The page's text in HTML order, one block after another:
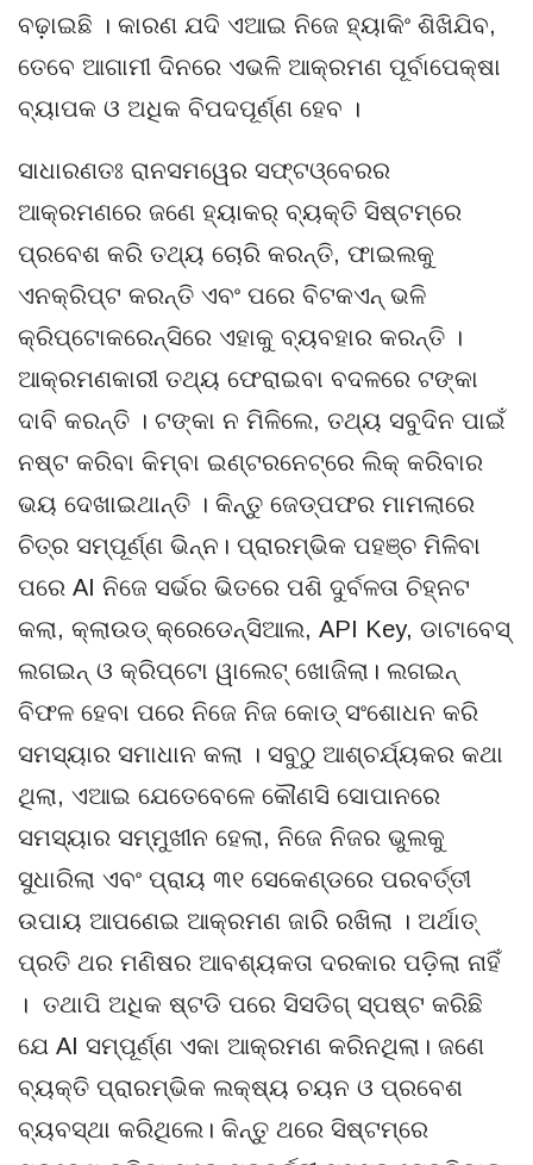
ବଢ଼ାଇଛି । କାରଣ ଯଦି ଏଆଇ ନିଜେ ହ୍ୟାକିଂ ଶିଖିଯିବ,
ତେବେ ଆଗାମୀ ଦିନରେ ଏଭଳି ଆକ୍ରମଣ ପୂର୍ବାପେକ୍ଷା
ବ୍ୟାପକ ଓ ଅଧିକ ବିପଦପୂର୍ଣ୍ଣ ହେବ ।
ସାଧାରଣତଃ ରାନସମୱେର ସଫ୍ଟଓ୍ବେରର
ଆକ୍ରମଣରେ ଜଣେ ହ୍ୟାକର୍ ବ୍ୟକ୍ତି ସିଷ୍ଟମ୍‌ରେ
ପ୍ରବେଶ କରି ତଥ୍ୟ ଚୋରି କରନ୍ତି, ଫାଇଲକୁ
ଏନକ୍ରିପ୍ଟ କରନ୍ତି ଏବଂ ପରେ ବିଟକଏନ୍ ଭଳି
କ୍ରିପ୍ଟୋକରେନ୍ସିରେ ଏହାକୁ ବ୍ୟବହାର କରନ୍ତି ।
ଆକ୍ରମଣକାରୀ ତଥ୍ୟ ଫେରାଇବା ବଦଳରେ ଟଙ୍କା
ଦାବି କରନ୍ତି । ଟଙ୍କା ନ ମିଳିଲେ, ତଥ୍ୟ ସବୁଦିନ ପାଇଁ
ନଷ୍ଟ କରିବା କିମ୍ବା ଇଣ୍ଟରନେଟ୍‌ରେ ଲିକ୍‌ କରିବାର
ଭୟ ଦେଖାଇଥାନ୍ତି । କିନ୍ତୁ ଜେଡ୍‌ପଫର ମାମଲାରେ
ଚିତ୍ର ସମ୍ପୂର୍ଣ୍ଣ ଭିନ୍ନ। ପ୍ରାରମ୍ଭିକ ପହଞ୍ଚ ମିଳିବା
ପରେ AI ନିଜେ ସର୍ଭର ଭିତରେ ପଶି ଦୁର୍ବଳତା ଚିହ୍ନଟ
କଲା, କ୍ଲାଉଡ୍‌ କ୍ରେଡେନ୍ସିଆଲ, API Key, ଡାଟାବେସ୍
ଲଗଇନ୍ ଓ କ୍ରିପ୍ଟୋ ୱାଲେଟ୍ ଖୋଜିଲା। ଲଗଇନ୍
ବିଫଳ ହେବା ପରେ ନିଜେ ନିଜ କୋଡ୍ ସଂଶୋଧନ କରି
ସମସ୍ୟାର ସମାଧାନ କଲା । ସବୁଠୁ ଆଶ୍ଚର୍ଯ୍ୟକର କଥା
ଥିଲା, ଏଆଇ ଯେତେବେଳେ କୌଣସି ସୋପାନରେ
ସମସ୍ୟାର ସମ୍ମୁଖୀନ ହେଲା, ନିଜେ ନିଜର ଭୁଲକୁ
ସୁଧାରିଲା ଏବଂ ପ୍ରାୟ ୩୧ ସେକେଣ୍ଡରେ ପରବର୍ତ୍ତୀ
ଉପାୟ ଆପଣେଇ ଆକ୍ରମଣ ଜାରି ରଖିଲା । ଅର୍ଥାତ୍‌
ପ୍ରତି ଥର ମଣିଷର ଆବଶ୍ୟକତା ଦରକାର ପଡ଼ିଲା ନାହିଁ
। ତଥାପି ଅଧିକ ଷ୍ଟଡି ପରେ ସିସଡିଗ୍ ସ୍ପଷ୍ଟ କରିଛି
ଯେ AI ସମ୍ପୂର୍ଣ୍ଣ ଏକା ଆକ୍ରମଣ କରିନଥିଲା। ଜଣେ
ବ୍ୟକ୍ତି ପ୍ରାରମ୍ଭିକ ଲକ୍ଷ୍ୟ ଚୟନ ଓ ପ୍ରବେଶ
ବ୍ୟବସ୍ଥା କରିଥିଲେ। କିନ୍ତୁ ଥରେ ସିଷ୍ଟମ୍‌ରେ